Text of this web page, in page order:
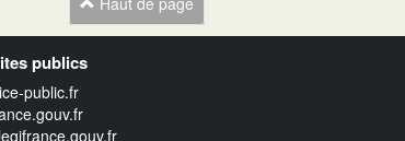
publics
public.fr